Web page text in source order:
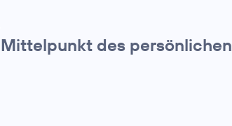
des persönlichen